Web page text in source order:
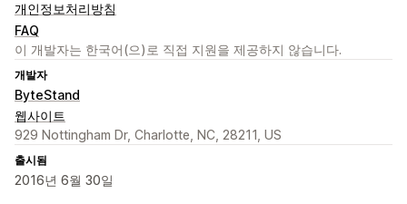
개인정보처리방침
FAQ
이 개발자는 한국어(으)로 직접 지원을 제공하지 않습니다.
개발자
ByteStand
웹사이트
929 Nottingham Dr, Charlotte, NC, 28211, US
출시됨
2016년 6월 30일